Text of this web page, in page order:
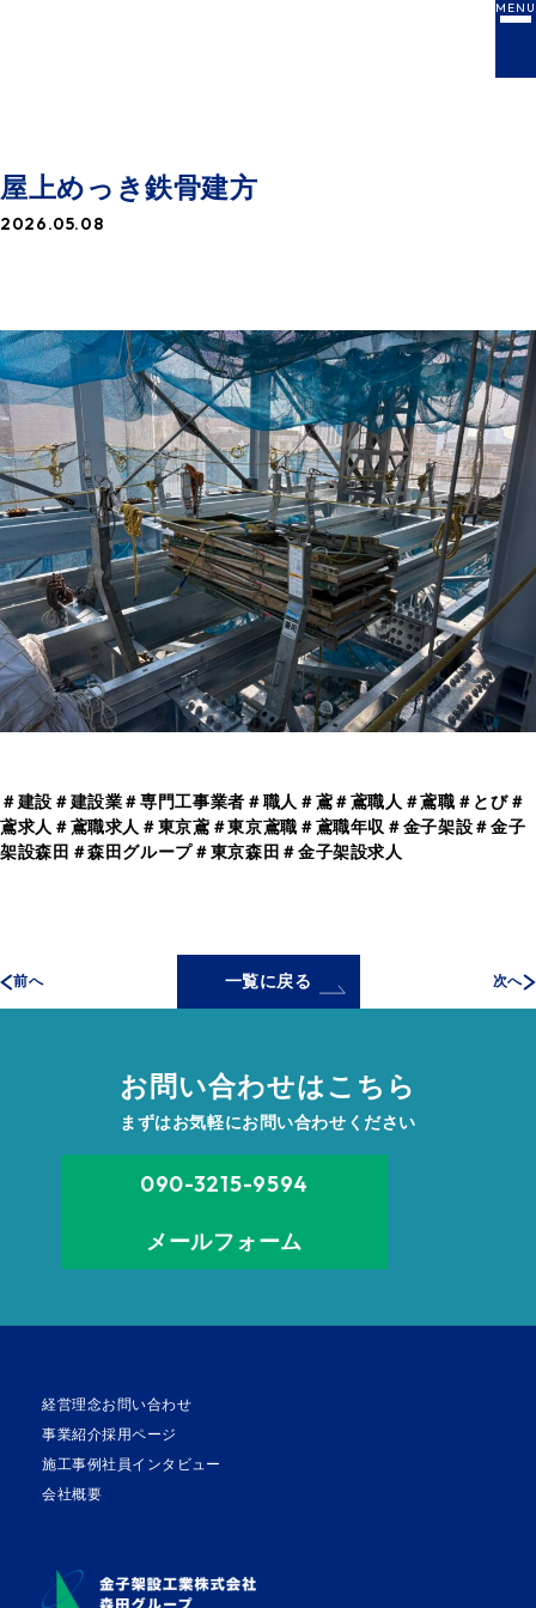
MENU
屋上めっき鉄骨建方
2026.05.08
＃建設＃建設業＃専門工事業者＃職人＃鳶＃鳶職人＃鳶職＃とび＃
鳶求人＃鳶職求人＃東京鳶＃東京鳶職＃鳶職年収＃金子架設＃金子
架設森田＃森田グループ＃東京森田＃金子架設求人
前へ 一覧に戻る 次へ
お問い合わせはこちら
まずはお気軽にお問い合わせください
090-3215-9594
メールフォーム
経営理念
事業紹介
施工事例
会社概要
お問い合わせ
採用ページ
社員インタビュー